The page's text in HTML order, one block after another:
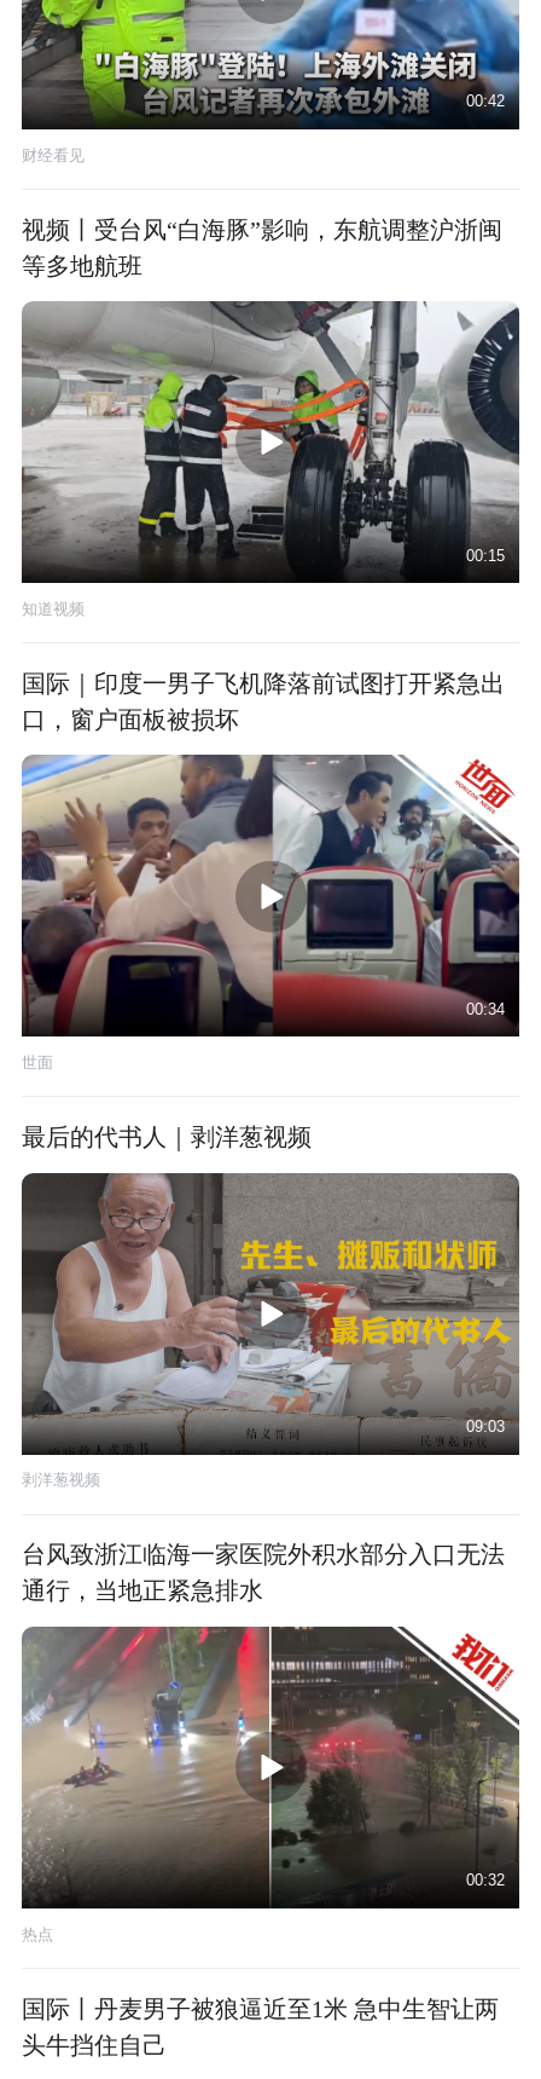
00:42
财经看见
视频丨受台风“白海豚”影响，东航调整沪浙闽
等多地航班
00:15
知道视频
国际｜印度一男子飞机降落前试图打开紧急出
口，窗户面板被损坏
00:34
世面
最后的代书人｜剥洋葱视频
09:03
剥洋葱视频
台风致浙江临海一家医院外积水部分入口无法
通行，当地正紧急排水
00:32
热点
国际丨丹麦男子被狼逼近至1米 急中生智让两
头牛挡住自己